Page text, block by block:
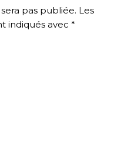
pas publiée. Les
indiqués avec*